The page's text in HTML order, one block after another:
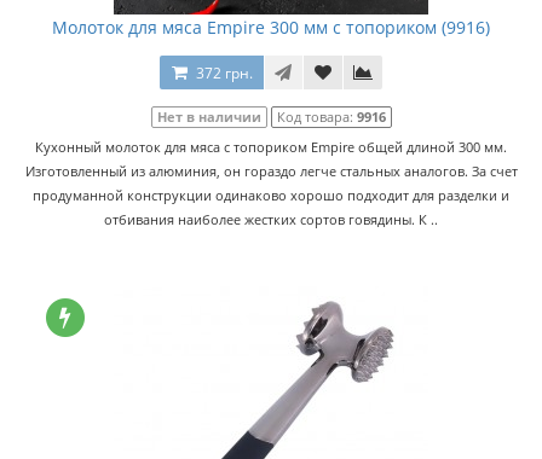
Молоток для мяса Empire 300 мм с топориком (9916)
372 грн.
Нет в наличии Код товара: 9916
Кухонный молоток для мяса с топориком Empire общей длиной 300 мм.
Изготовленный из алюминия, он гораздо легче стальных аналогов. За счет
продуманной конструкции одинаково хорошо подходит для разделки и
отбивания наиболее жестких сортов говядины. К ..